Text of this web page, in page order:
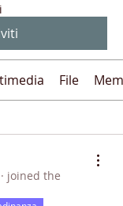
File
· joined the